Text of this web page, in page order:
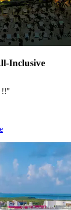
Inclusive
!!"